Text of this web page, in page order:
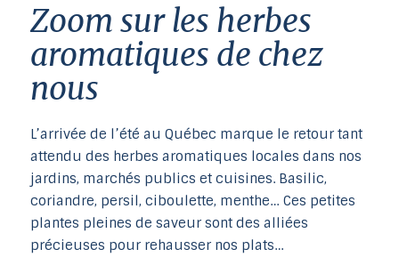
Zoom sur les herbes
aromatiques de chez
nous
L’arrivée de l’été au Québec marque le retour tant
attendu des herbes aromatiques locales dans nos
jardins, marchés publics et cuisines. Basilic,
coriandre, persil, ciboulette, menthe… Ces petites
plantes pleines de saveur sont des alliées
précieuses pour rehausser nos plats…